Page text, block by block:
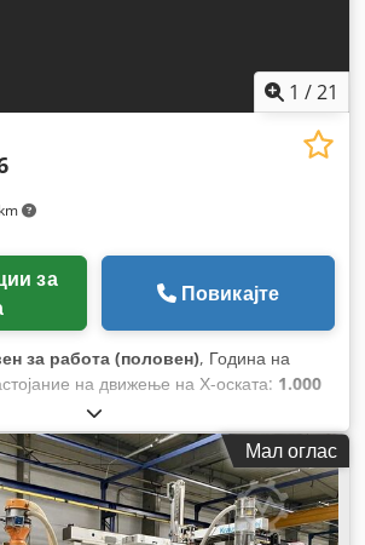
1 /21
Повикајте
за работа (половен), Година на
на движење на Х-оската: 1.000
400 мм
на контролери:FANUC,
18i-MB5, максимална брзина на
обр/мин, моќност на моторот на
, број на оски:3,
Мал оглас